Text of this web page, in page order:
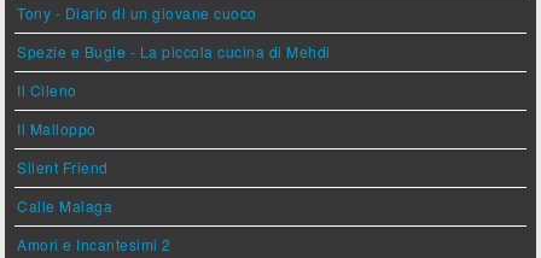
Tony - Diario di un giovane cuoco
Spezie e Bugie - La piccola cucina di Mehdi
Il Cileno
Il Malloppo
Silent Friend
Calle Malaga
Amori e Incantesimi 2